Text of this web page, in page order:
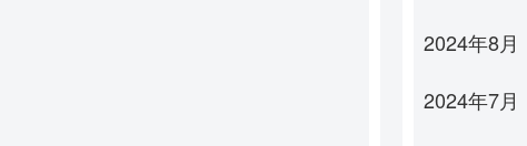
2024年8月
2024年7月